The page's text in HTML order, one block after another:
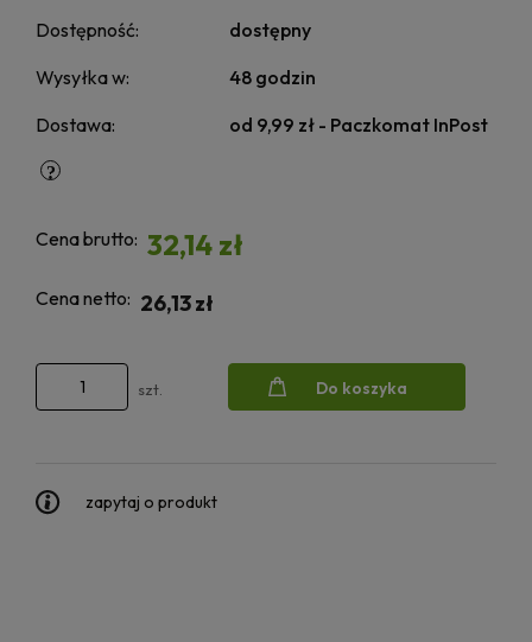
Dostępność:
dostępny
Wysyłka w:
48 godzin
Dostawa:
od 9,99 zł - Paczkomat InPost
Cena brutto: 32,14 zł
Cena netto: 26,13 zł
szt. Do koszyka
zapytaj o produkt